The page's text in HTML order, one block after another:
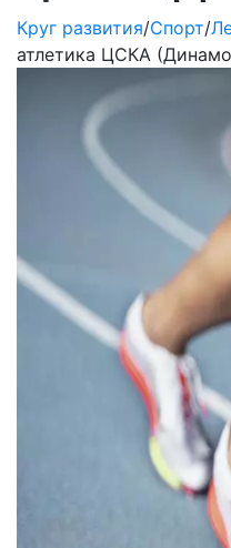
Круг развития/Спорт/
атлетика ЦСКА